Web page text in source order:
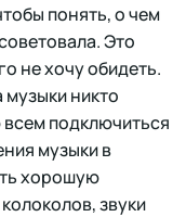
понять, о чем
Это
не хочу обидеть.
никто
подключиться
музыки в
хорошую
звуки